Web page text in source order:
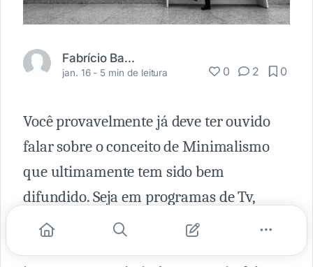
Fabrício Barboza
jan. 16 - 5 min de leitura 0 2 0
Você provavelmente já deve ter ouvido
falar sobre o conceito de Minimalismo
que ultimamente tem sido bem
difundido. Seja em programas de Tv,
Influencers no Instagram e até em